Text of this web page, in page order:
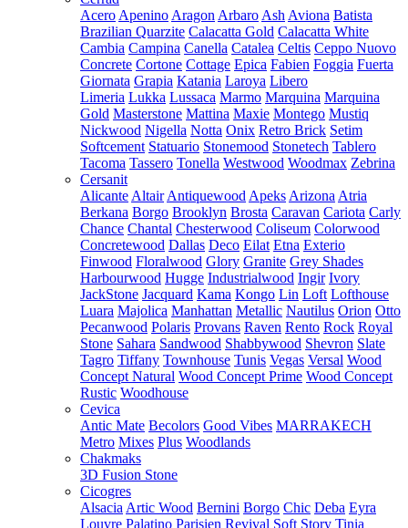
Acero Apenino Aragon Arbaro Ash Aviona Batista
Brazilian Quarzite Calacatta Gold Calacatta White
Cambia Campina Canella Catalea Celtis Ceppo Nuovo
Concrete Cortone Cottage Epica Fabien Foggia Fuerta
Giornata Grapia Katania Laroya Libero
Limeria Lukka Lussaca Marmo Marquina Marquina
Gold Masterstone Mattina Maxie Montego Mustiq
Nickwood Nigella Notta Onix Retro Brick Setim
Softcement Statuario Stonemood Stonetech Tablero
Tacoma Tassero Tonella Westwood Woodmax Zebrina
Cersanit
Alicante Altair Antiquewood Apeks Arizona Atria
Berkana Borgo Brooklyn Brosta Caravan Cariota Carly
Chance Chantal Chesterwood Coliseum Colorwood
Concretewood Dallas Deco Eilat Etna Exterio
Finwood Floralwood Glory Granite Grey Shades
Harbourwood Hugge Industrialwood Ingir Ivory
JackStone Jacquard Kama Kongo Lin Loft Lofthouse
Luara Majolica Manhattan Metallic Nautilus Orion Otto
Pecanwood Polaris Provans Raven Rento Rock Royal
Stone Sahara Sandwood Shabbywood Shevron Slate
Tagro Tiffany Townhouse Tunis Vegas Versal Wood
Concept Natural Wood Concept Prime Wood Concept
Rustic Woodhouse
Cevica
Antic Mate Becolors Good Vibes MARRAKECH
Metro Mixes Plus Woodlands
Chakmaks
3D Fusion Stone
Cicogres
Alsacia Artic Wood Bernini Borgo Chic Deba Eyra
Louvre Palatino Parisien Revival Soft Story Tinia